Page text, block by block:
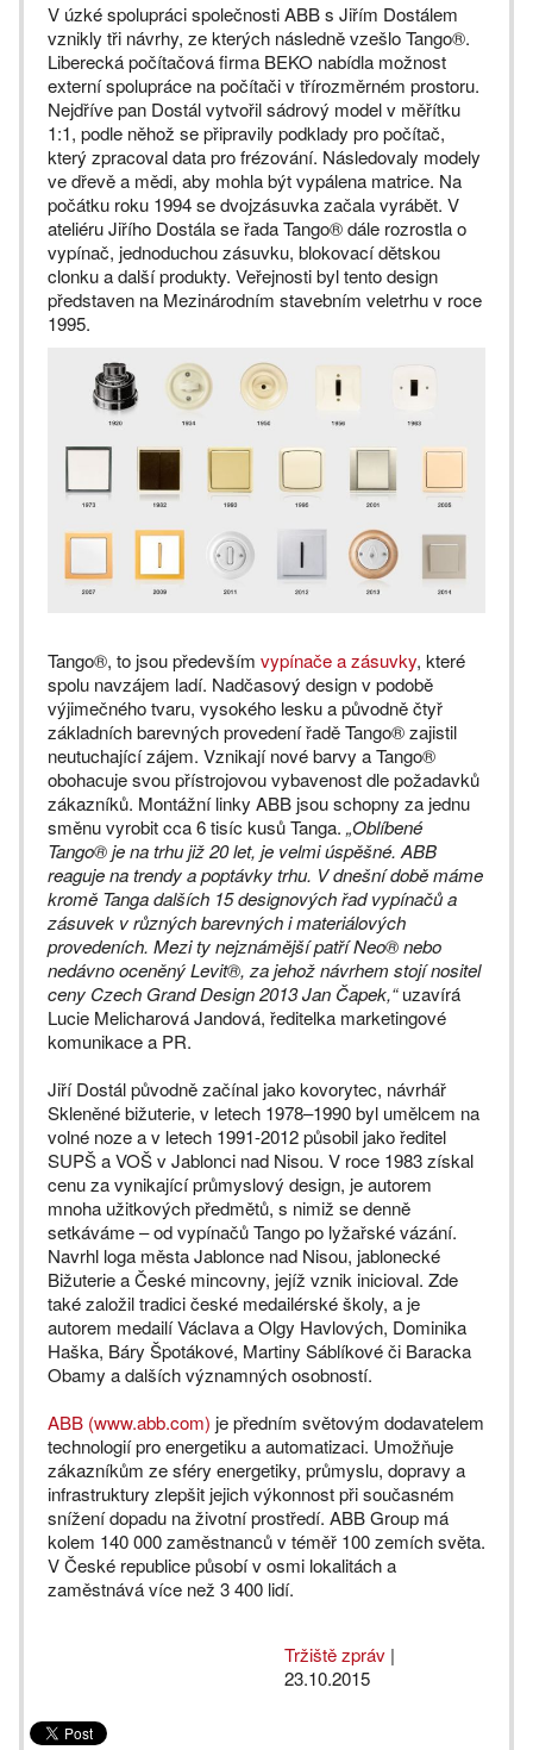
V úzké spolupráci společnosti ABB s Jiřím Dostálem
vznikly tři návrhy, ze kterých následně vzešlo Tango®.
Liberecká počítačová firma BEKO nabídla možnost
externí spolupráce na počítači v třírozměrném prostoru.
Nejdříve pan Dostál vytvořil sádrový model v měřítku
1:1, podle něhož se připravily podklady pro počítač,
který zpracoval data pro frézování. Následovaly modely
ve dřevě a mědi, aby mohla být vypálena matrice. Na
počátku roku 1994 se dvojzásuvka začala vyrábět. V
ateliéru Jiřího Dostála se řada Tango® dále rozrostla o
vypínač, jednoduchou zásuvku, blokovací dětskou
clonku a další produkty. Veřejnosti byl tento design
představen na Mezinárodním stavebním veletrhu v roce
1995.
Tango®, to jsou především vypínače a zásuvky, které
spolu navzájem ladí. Nadčasový design v podobě
výjimečného tvaru, vysokého lesku a původně čtyř
základních barevných provedení řadě Tango® zajistil
neutuchající zájem. Vznikají nové barvy a Tango®
obohacuje svou přístrojovou vybavenost dle požadavků
zákazníků. Montážní linky ABB jsou schopny za jednu
směnu vyrobit cca 6 tisíc kusů Tanga. „Oblíbené
Tango® je na trhu již 20 let, je velmi úspěšné. ABB
reaguje na trendy a poptávky trhu. V dnešní době máme
kromě Tanga dalších 15 designových řad vypínačů a
zásuvek v různých barevných i materiálových
provedeních. Mezi ty nejznámější patří Neo® nebo
nedávno oceněný Levit®, za jehož návrhem stojí nositel
ceny Czech Grand Design 2013 Jan Čapek,“uzavírá
Lucie Melicharová Jandová, ředitelka marketingové
komunikace a PR.
Jiří Dostál původně začínal jako kovorytec, návrhář
Skleněné bižuterie, v letech 1978–1990 byl umělcem na
volné noze a v letech 1991-2012 působil jako ředitel
SUPŠ a VOŠ v Jablonci nad Nisou. V roce 1983 získal
cenu za vynikající průmyslový design, je autorem
mnoha užitkových předmětů, s nimiž se denně
setkáváme – od vypínačů Tango po lyžařské vázání.
Navrhl loga města Jablonce nad Nisou, jablonecké
Bižuterie a České mincovny, jejíž vznik inicioval. Zde
také založil tradici české medailérské školy, a je
autorem medailí Václava a Olgy Havlových, Dominika
Haška, Báry Špotákové, Martiny Sáblíkové či Baracka
Obamy a dalších významných osobností.
ABB (www.abb.com) je předním světovým dodavatelem
technologií pro energetiku a automatizaci. Umožňuje
zákazníkům ze sféry energetiky, průmyslu, dopravy a
infrastruktury zlepšit jejich výkonnost při současném
snížení dopadu na životní prostředí. ABB Group má
kolem 140 000 zaměstnanců v téměř 100 zemích světa.
V České republice působí v osmi lokalitách a
zaměstnává více než 3 400 lidí.
Tržiště zpráv |
23.10.2015